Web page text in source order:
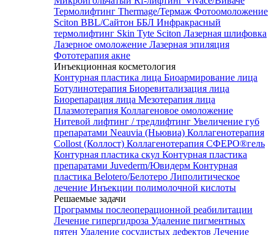
Термолифтинг Thermage/Термаж Фотоомоложение
Sciton BBL/Сайтон ББЛ Инфракрасный
термолифтинг Skin Tyte Sciton Лазерная шлифовка
Лазерное омоложение Лазерная эпиляция
Фототерапия акне
Инъекционная косметология
Контурная пластика лица Биоармирование лица
Ботулинотерапия Биоревитализация лица
Биорепарация лица Мезотерапия лица
Плазмотерапия Коллагеновое омоложение
Нитевой лифтинг / тредлифтинг Увеличение губ
препаратами Neauvia (Ньювиа) Коллагенотерапия
Collost (Коллост) Коллагенотерапия СФЕРО®гель
Контурная пластика скул Контурная пластика
препаратами Juvederm/Ювидерм Контурная
пластика Belotero/Белотеро Липолитическое
лечение Инъекции полимолочной кислоты
Решаемые задачи
Программы послеоперационной реабилитации
Лечение гипергидроза Удаление пигментных
пятен Удаление сосудистых дефектов Лечение